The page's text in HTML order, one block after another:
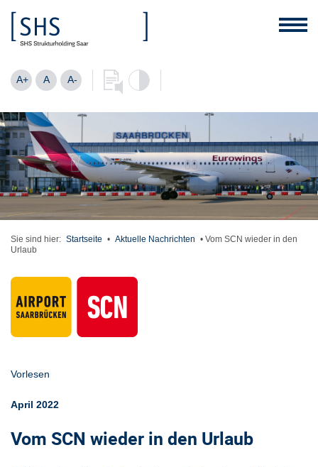
A+ A A-
Sie sind hier: Startseite • Aktuelle Nachrichten • Vom SCN wieder in den
Urlaub
Vorlesen
April 2022
Vom SCN wieder in den Urlaub